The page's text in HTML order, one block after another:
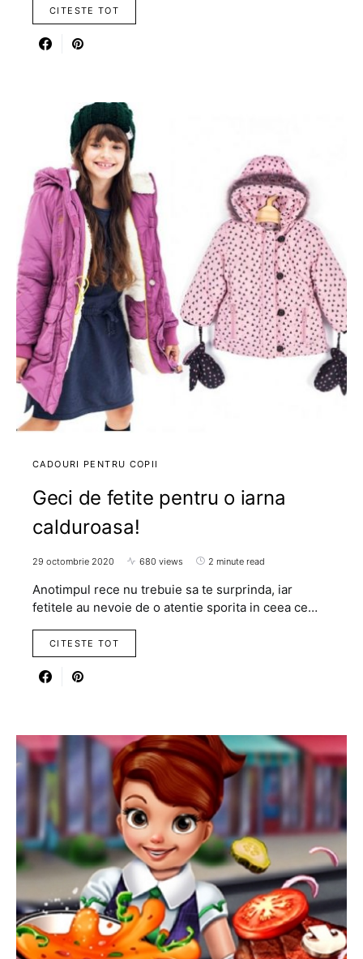
CITESTE TOT
CADOURI PENTRU COPII
Geci de fetite pentru o iarna
calduroasa!
29 octombrie 2020 680 views 2 minute read
Anotimpul rece nu trebuie sa te surprinda, iar
fetitele au nevoie de o atentie sporita in ceea ce…
CITESTE TOT